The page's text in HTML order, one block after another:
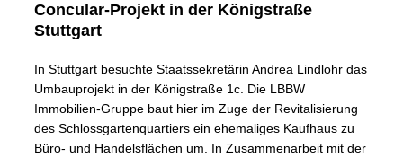
Concular-Projekt in der Königstraße
Stuttgart
In Stuttgart besuchte Staatssekretärin Andrea Lindlohr das
Umbauprojekt in der Königstraße 1c. Die LBBW
Immobilien-Gruppe baut hier im Zuge der Revitalisierung
des Schlossgartenquartiers ein ehemaliges Kaufhaus zu
Büro- und Handelsflächen um. In Zusammenarbeit mit der